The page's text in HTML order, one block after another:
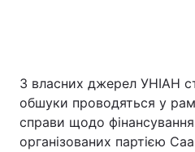
З власних джерел УНІАН
обшуки проводяться у
справи щодо фінансування
організованих партією